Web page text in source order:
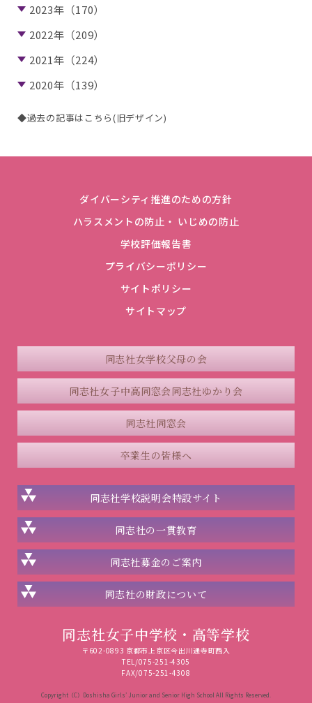
2023年（170）
2022年（209）
2021年（224）
2020年（139）
◆過去の記事はこちら(旧デザイン)
ダイバーシティ推進のための方針
ハラスメントの防止・ いじめの防止
学校評価報告書
プライバシーポリシー
サイトポリシー
サイトマップ
同志社女学校父母の会
同志社女子中高同窓会同志社ゆかり会
同志社同窓会
卒業生の皆様へ
同志社学校説明会特設サイト
同志社の一貫教育
同志社募金のご案内
同志社の財政について
同志社女子中学校・高等学校
〒602-0893 京都市上京区今出川通寺町西入
TEL/075-251-4305
FAX/075-251-4308
Copyright（C）Doshisha Girls’ Junior and Senior High School All Rights Reserved.